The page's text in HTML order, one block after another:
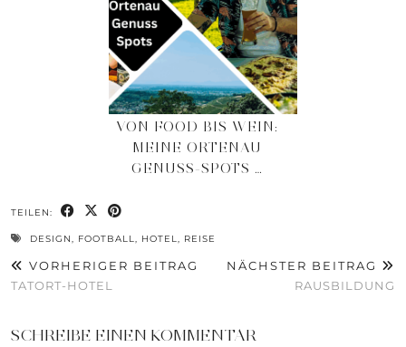
VON FOOD BIS WEIN:
MEINE ORTENAU
GENUSS-SPOTS …
TEILEN:
DESIGN, FOOTBALL, HOTEL, REISE
VORHERIGER BEITRAG
TATORT-HOTEL
NÄCHSTER BEITRAG
RAUSBILDUNG
SCHREIBE EINEN KOMMENTAR